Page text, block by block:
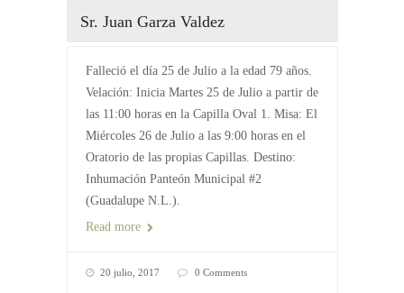
Sr. Juan Garza Valdez
Falleció el día 25 de Julio a la edad 79 años.
Velación: Inicia Martes 25 de Julio a partir de
las 11:00 horas en la Capilla Oval 1. Misa: El
Miércoles 26 de Julio a las 9:00 horas en el
Oratorio de las propias Capillas. Destino:
Inhumación Panteón Municipal #2
(Guadalupe N.L.).
Read more
20 julio, 2017 0 Comments